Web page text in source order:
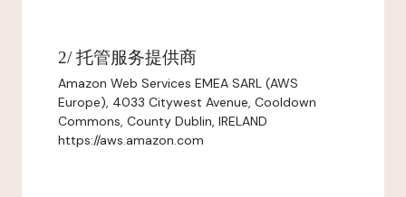
2/ 托管服务提供商
Amazon Web Services EMEA SARL (AWS
Europe), 4033 Citywest Avenue, Cooldown
Commons, County Dublin, IRELAND
https://aws.amazon.com